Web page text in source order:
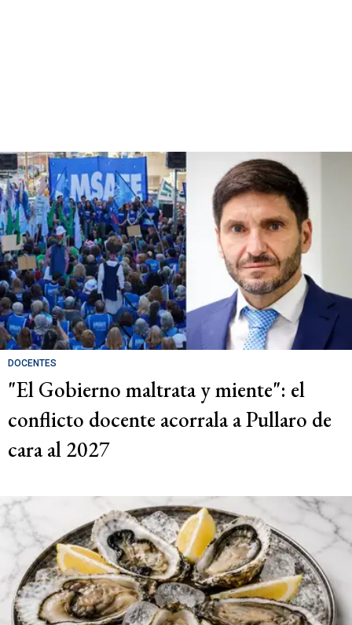
DOCENTES
"El Gobierno maltrata y miente": el
conflicto docente acorrala a Pullaro de
cara al 2027